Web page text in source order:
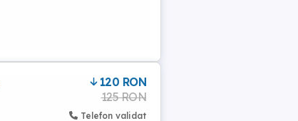
120 RON
125 RON
Telefon validat